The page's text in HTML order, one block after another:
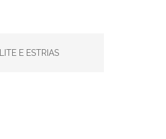
E ESTRIAS